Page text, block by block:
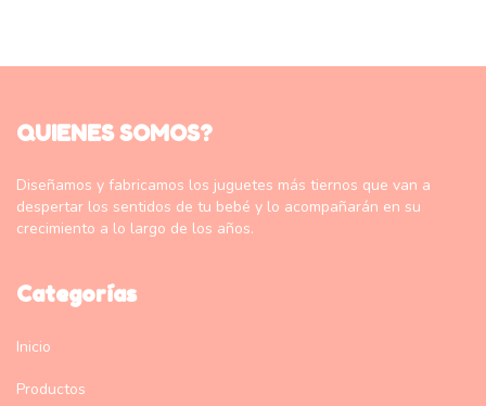
QUIENES SOMOS?
Diseñamos y fabricamos los juguetes más tiernos que van a
despertar los sentidos de tu bebé y lo acompañarán en su
crecimiento a lo largo de los años.
Categorías
Inicio
Productos